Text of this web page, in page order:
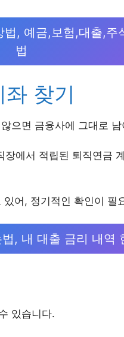
, 예금,보험,대출,주
법
좌 찾기
으면 금융사에 그대로
에서 적립된 퇴직연금
어, 정기적인 확인이 필
, 내 대출 금리 내역
있습니다.